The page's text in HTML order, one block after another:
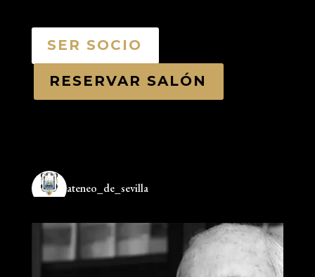
SER SOCIO
RESERVAR SALÓN
ateneo_de_sevilla